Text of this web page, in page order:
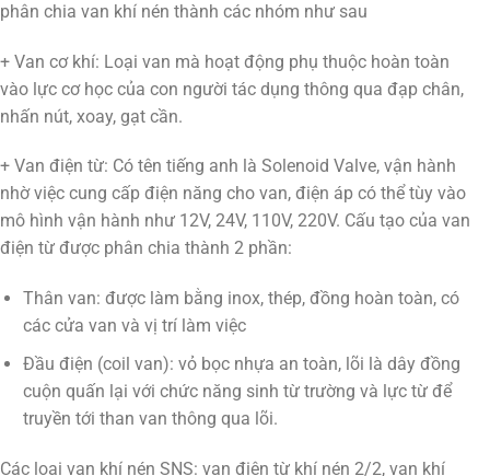
phân chia van khí nén thành các nhóm như sau
+ Van cơ khí: Loại van mà hoạt động phụ thuộc hoàn toàn
vào lực cơ học của con người tác dụng thông qua đạp chân,
nhấn nút, xoay, gạt cần.
+ Van điện từ: Có tên tiếng anh là Solenoid Valve, vận hành
nhờ việc cung cấp điện năng cho van, điện áp có thể tùy vào
mô hình vận hành như 12V, 24V, 110V, 220V. Cấu tạo của van
điện từ được phân chia thành 2 phần:
Thân van: được làm bằng inox, thép, đồng hoàn toàn, có
các cửa van và vị trí làm việc
Đầu điện (coil van): vỏ bọc nhựa an toàn, lõi là dây đồng
cuộn quấn lại với chức năng sinh từ trường và lực từ để
truyền tới than van thông qua lõi.
Các loại van khí nén SNS: van điện từ khí nén 2/2, van khí